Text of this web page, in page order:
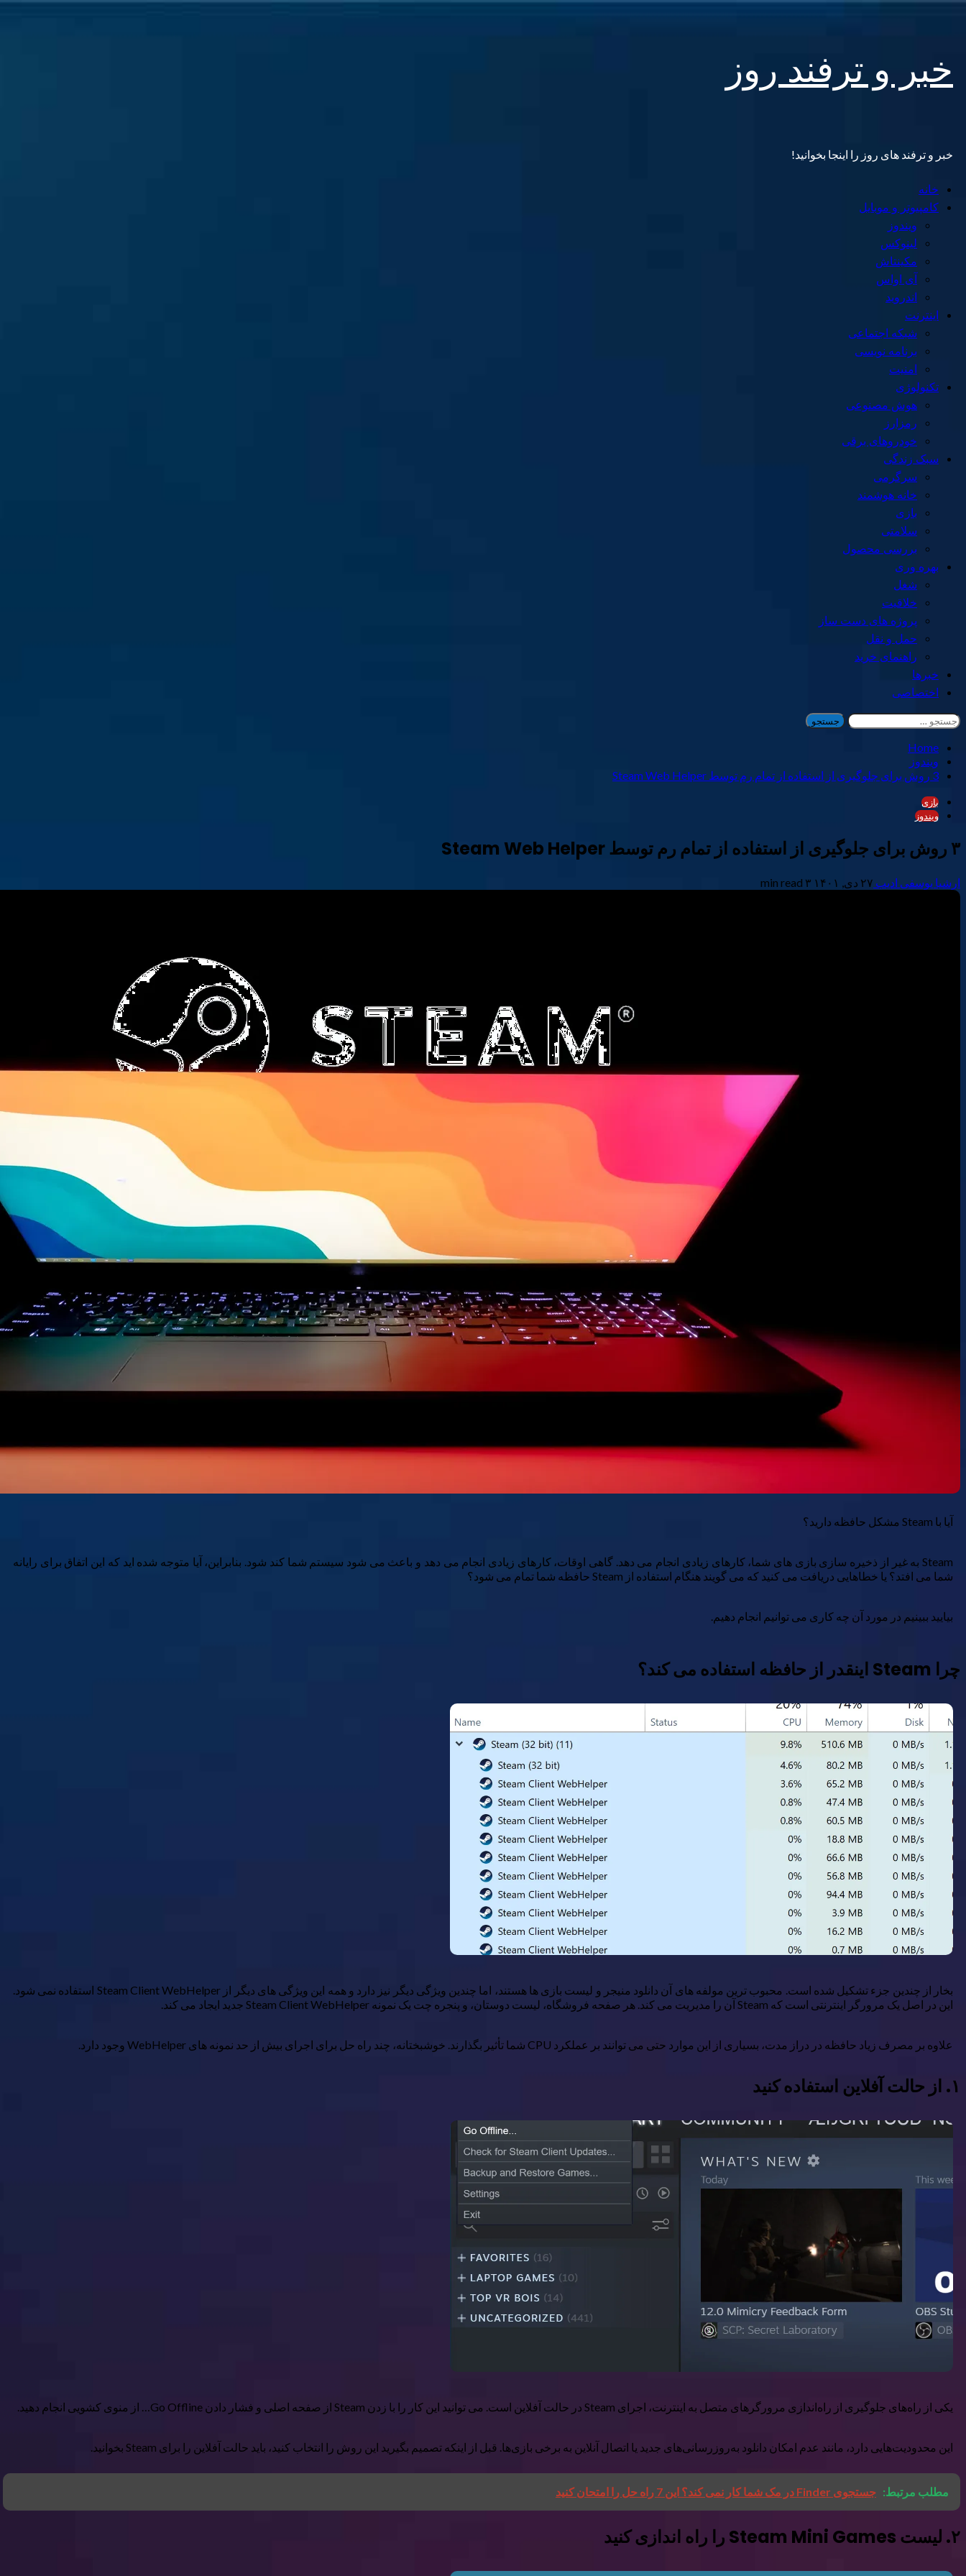
content
خبر و ترفند روز
خبر و ترفند های روز را اینجا بخوانید!
Primary
Menu
خانه
کامپیوتر و موبایل
ویندوز
لینوکس
مکینتاش
آی اواس
اندروید
اینترنت
شبکه اجتماعی
برنامه نویسی
امنیت
تکنولوژی
هوش مصنوعی
رمزارز
خودروهای برقی
سبک زندگی
سرگرمی
خانه هوشمند
بازی
سلامتی
بررسی محصول
بهره وری
شغل
خلاقیت
پروژه های دست ساز
حمل و نقل
راهنمای خرید
خبرها
اختصاصی
جستجو
برای:
Home
ویندوز
3 روش برای جلوگیری از استفاده از تمام رم توسط Steam Web Helper
بازی
ویندوز
۳ روش برای جلوگیری از استفاده از تمام رم توسط Steam Web Helper
ارشیا یوسفی ادیب ۲۷ دی, ۱۴۰۱ ۳ min read
آیا با Steam مشکل حافظه دارید؟
Steam به غیر از ذخیره سازی بازی های شما، کارهای زیادی انجام می دهد. گاهی اوقات، کارهای زیادی انجام می دهد و باعث می شود سیستم شما کند شود. بنابراین، آیا متوجه شده اید که این اتفاق برای رایانه
شما می افتد؟ یا خطاهایی دریافت می کنید که می گویند هنگام استفاده از Steam حافظه شما تمام می شود؟
بیایید ببینیم در مورد آن چه کاری می توانیم انجام دهیم.
چرا Steam اینقدر از حافظه استفاده می کند؟
بخار از چندین جزء تشکیل شده است. محبوب ترین مولفه های آن دانلود منیجر و لیست بازی ها هستند، اما چندین ویژگی دیگر نیز دارد و همه این ویژگی های دیگر از Steam Client WebHelper استفاده نمی شود.
این در اصل یک مرورگر اینترنتی است که Steam آن را مدیریت می کند. هر صفحه فروشگاه، لیست دوستان، و پنجره چت یک نمونه Steam Client WebHelper جدید ایجاد می کند.
علاوه بر مصرف زیاد حافظه در دراز مدت، بسیاری از این موارد حتی می توانند بر عملکرد CPU شما تأثیر بگذارند. خوشبختانه، چند راه حل برای اجرای بیش از حد نمونه های WebHelper وجود دارد.
۱. از حالت آفلاین استفاده کنید
یکی از راه‌های جلوگیری از راه‌اندازی مرورگرهای متصل به اینترنت، اجرای Steam در حالت آفلاین است. می توانید این کار را با زدن Steam از صفحه اصلی و فشار دادن Go Offline… از منوی کشویی انجام دهید.
این محدودیت‌هایی دارد، مانند عدم امکان دانلود به‌روزرسانی‌های جدید یا اتصال آنلاین به برخی بازی‌ها. قبل از اینکه تصمیم بگیرید این روش را انتخاب کنید، باید حالت آفلاین را برای Steam بخوانید.
مطلب مرتبط: جستجوی Finder در مک شما کار نمی کند؟ این 7 راه حل را امتحان کنید
۲. لیست Steam Mini Games را راه اندازی کنید